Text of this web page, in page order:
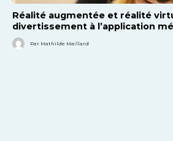
Réalité augmentée et réalité
divertissement à l’application
Par Mathilde Maillard